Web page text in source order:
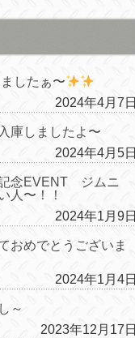
したぁ〜
2024年4月7日
庫しましたよ〜
2024年4月5日
念EVENT ジムニ
人〜！！
2024年1月9日
おめでとうございま
2024年1月4日
～
2023年12月17日